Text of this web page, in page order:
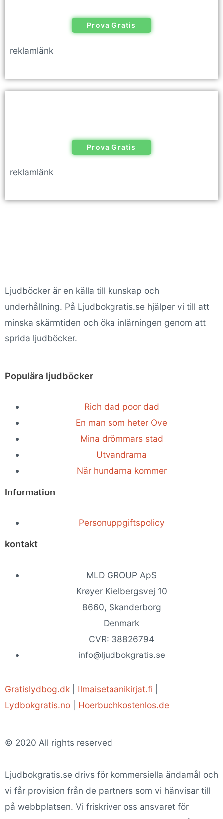
Prova Gratis
reklamlänk
Prova Gratis
reklamlänk
Ljudböcker är en källa till kunskap och
underhållning. På Ljudbokgratis.se hjälper vi till att
minska skärmtiden och öka inlärningen genom att
sprida ljudböcker.
Populära ljudböcker
Rich dad poor dad
En man som heter Ove
Mina drömmars stad
Utvandrarna
När hundarna kommer
Information
Personuppgiftspolicy
kontakt
MLD GROUP ApS
Krøyer Kielbergsvej 10
8660, Skanderborg
Denmark
CVR: 38826794
info@ljudbokgratis.se
Gratislydbog.dk Ilmaisetaanikirjat.fi
Lydbokgratis.no
Hoerbuchkostenlos.de
© 2020 All rights reserved
Ljudbokgratis.se drivs för kommersiella ändamål och
vi får provision från de partners som vi hänvisar till
på webbplatsen. Vi friskriver oss ansvaret för